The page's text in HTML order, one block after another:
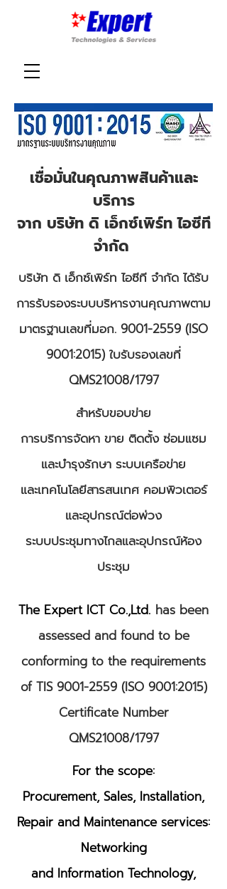
เชื่อมั่นในคุณภาพสินค้าและ
บริการ
จาก บริษัท ดิ เอ็กซ์เพิร์ท ไอซีที
จำกัด
บริษัท ดิ เอ็กซ์เพิร์ท ไอซีที จำกัด ได้รับ
การรับรองระบบบริหารงานคุณภาพตาม
มาตรฐานเลขที่มอก. 9001-2559 (ISO
9001:2015) ใบรับรองเลขที่
QMS21008/1797
สำหรับขอบข่าย
การบริการจัดหา ขาย ติดตั้ง ซ่อมแซม
และบำรุงรักษา ระบบเครือข่าย
และเทคโนโลยีสารสนเทศ คอมพิวเตอร์
และอุปกรณ์ต่อพ่วง
ระบบประชุมทางไกลและอุปกรณ์ห้อง
ประชุม
The Expert ICT Co.,Ltd. has been
assessed and found to be
conforming to the requirements
of TIS9001-2559(ISO 9001:2015)
Certificate Number
QMS21008/1797
For the scope:
Procurement, Sales, Installation,
Repair and Maintenance services:
Networking
and Information Technology,